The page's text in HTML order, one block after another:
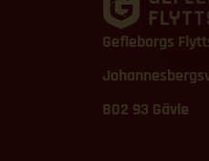
Gefleborgs
802 93 Gävle